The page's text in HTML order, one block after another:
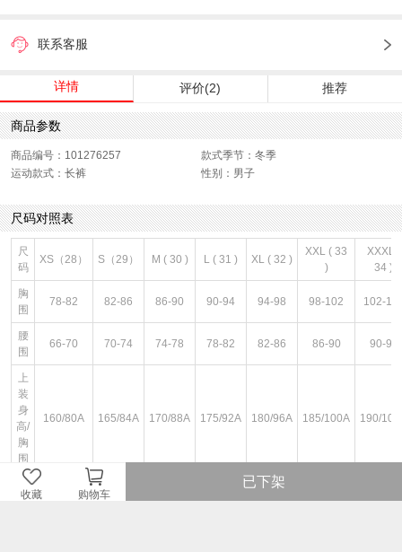
收藏 购物车
已下架
联系客服
详情 评价(2) 推荐
商品参数
商品编号：101276257
款式季节：冬季
运动款式：长裤
性别：男子
尺码对照表
尺
码
XS（28） S（29） M ( 30 ) L ( 31 ) XL ( 32 )
XXL ( 33
)
XXXL (
34 )
胸
围
78-82 82-86 86-90 90-94 94-98 98-102 102-
腰
围
66-70 70-74 74-78 78-82 82-86 86-90 90-94
上
装
身
高/
胸
围
160/80A 165/84A 170/88A 175/92A 180/96A 185/100A 190/
下
装